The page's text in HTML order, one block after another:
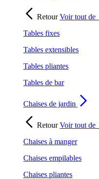
RetourVoir tout de
Tables fixes
Tables extensibles
Tables pliantes
Tables de bar
Chaises de jardin
RetourVoir tout de
Chaises à manger
Chaises empilables
Chaises pliantes